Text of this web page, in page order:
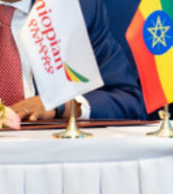
Niger
Ouganda
Rwanda
Tchad
Togo
Tunisie